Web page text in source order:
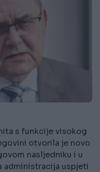
s funkcije visokog
otvorila je novo
nasljedniku i u
administracija uspjeti